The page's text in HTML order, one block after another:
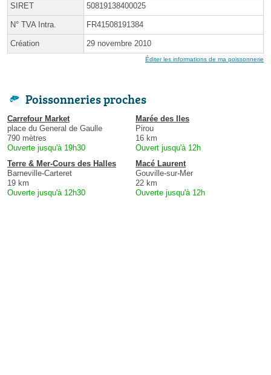
SIRET 50819138400025
N° TVA Intra. FR41508191384
Création 29 novembre 2010
Éditer les informations de ma poissonnerie
Poissonneries proches
Carrefour Market
place du General de Gaulle
790 mètres
Ouverte jusqu'à 19h30
Marée des Iles
Pirou
16 km
Ouvert jusqu'à 12h
Terre & Mer-Cours des Halles
Barneville-Carteret
19 km
Ouverte jusqu'à 12h30
Macé Laurent
Gouville-sur-Mer
22 km
Ouverte jusqu'à 12h